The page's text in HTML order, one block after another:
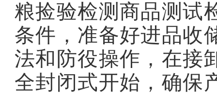
粮捡验检测商品测试
条件，准备好进品收
法和防役操作，在接
全封闭式开始，确保